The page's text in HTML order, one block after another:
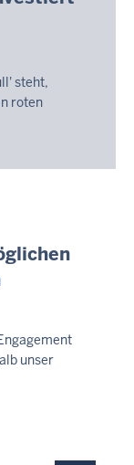
steht,
roten
unser